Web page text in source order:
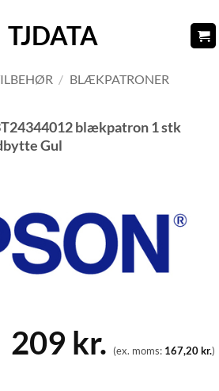
/ BLÆKPATRONER
blækpatron 1 stk
Gul
209 kr. (ex. moms: 167,20kr.)